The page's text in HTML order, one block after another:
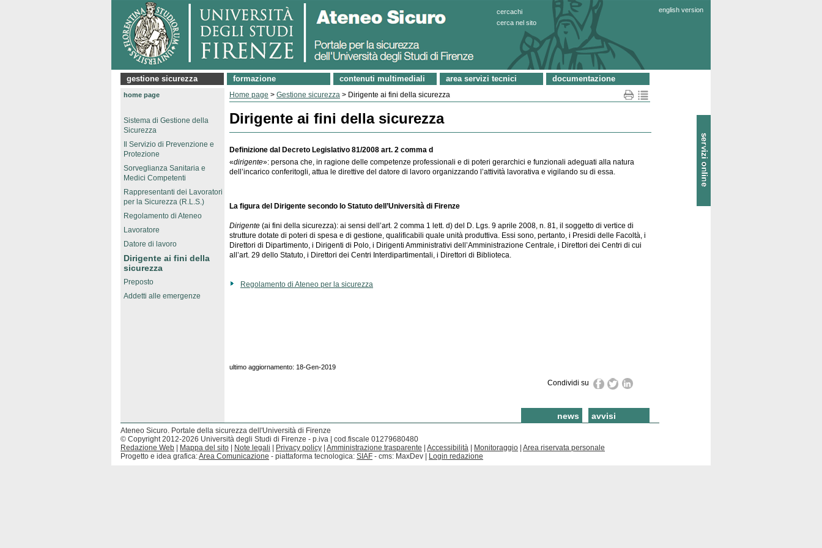
english version
cercachi
cerca nel sito
Servizi
online
gestione sicurezza formazione contenuti multimediali area servizi tecnici documentazione
home page
Sistema di Gestione della
Sicurezza
Il Servizio di Prevenzione e
Protezione
Sorveglianza Sanitaria e
Medici Competenti
Rappresentanti dei Lavoratori
per la Sicurezza (R.L.S.)
Regolamento di Ateneo
Lavoratore
Datore di lavoro
Dirigente ai fini della
sicurezza
Preposto
Addetti alle emergenze
Home page > Gestione sicurezza > Dirigente ai fini della sicurezza
Dirigente ai fini della sicurezza
Definizione dal Decreto Legislativo 81/2008 art. 2 comma d
«dirigente»: persona che, in ragione delle competenze professionali e di poteri gerarchici e funzionali adeguati alla natura
dell’incarico conferitogli, attua le direttive del datore di lavoro organizzando l’attività lavorativa e vigilando su di essa.
La figura del Dirigente secondo lo Statuto dell’Università di Firenze
Dirigente (ai fini della sicurezza): ai sensi dell’art. 2 comma 1 lett. d) del D. Lgs. 9 aprile 2008, n. 81, il soggetto di vertice di
strutture dotate di poteri di spesa e di gestione, qualificabili quale unità produttiva. Essi sono, pertanto, i Presidi delle Facoltà, i
Direttori di Dipartimento, i Dirigenti di Polo, i Dirigenti Amministrativi dell’Amministrazione Centrale, i Direttori dei Centri di cui
all’art. 29 dello Statuto, i Direttori dei Centri Interdipartimentali, i Direttori di Biblioteca.
Regolamento di Ateneo per la sicurezza
ultimo aggiornamento: 18-Gen-2019
Condividi su
news avvisi
Ateneo Sicuro. Portale della sicurezza dell'Università di Firenze
© Copyright 2012-2026 Università degli Studi di Firenze - p.iva | cod.fiscale 01279680480
Redazione Web
Mappa del sito Note legali Privacy policy Amministrazione trasparente Accessibilità Monitoraggio Area riservata personale
Progetto e idea grafica:Area Comunicazione - piattaforma tecnologica: SIAF - cms: MaxDev | Login redazione